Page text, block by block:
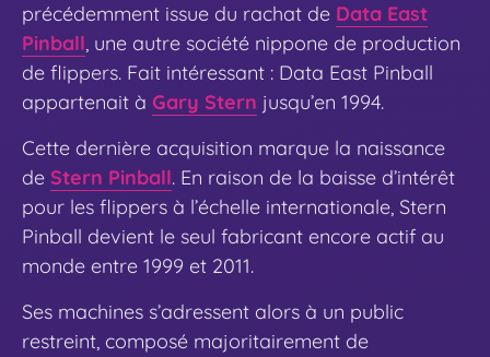
précédemment issue du rachat de Data East
Pinball, une autre société nippone de production
de flippers. Fait intéressant : Data East Pinball
appartenait à Gary Stern jusqu’en 1994.
Cette dernière acquisition marque la naissance
de Stern Pinball. En raison de la baisse d’intérêt
pour les flippers à l’échelle internationale, Stern
Pinball devient le seul fabricant encore actif au
monde entre 1999 et 2011.
Ses machines s’adressent alors à un public
restreint, composé majoritairement de